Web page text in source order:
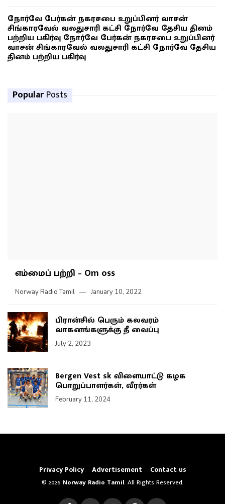
நோர்வே பேர்கன் நகரசபை உறுப்பினர் வாசன்
சிங்காரவேல் வலதுசாரி கட்சி நோர்வே தேசிய தினம்
பற்றிய பகிர்வு நோர்வே பேர்கன் நகரசபை உறுப்பினர்
வாசன் சிங்காரவேல் வலதுசாரி கட்சி நோர்வே தேசிய
தினம் பற்றிய பகிர்வு
Popular Posts
எம்மைப் பற்றி – Om oss
Norway Radio Tamil January 10, 2022
பிரான்சில் பெரும் கலவரம்
வாகனங்களுக்கு தீ வைப்பு
July 2, 2023
Bergen Vest sk விளையாட்டு கழக
பொறுப்பாளர்கள், வீரர்கள்
February 11, 2024
Privacy Policy Advertisement Contact us
© 2026 Norway Radio Tamil. All Rights Reserved.